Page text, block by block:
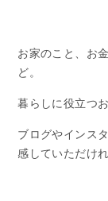
お家のこと、お
ど。
暮らしに役立つ
ブログやインス
感していただけ